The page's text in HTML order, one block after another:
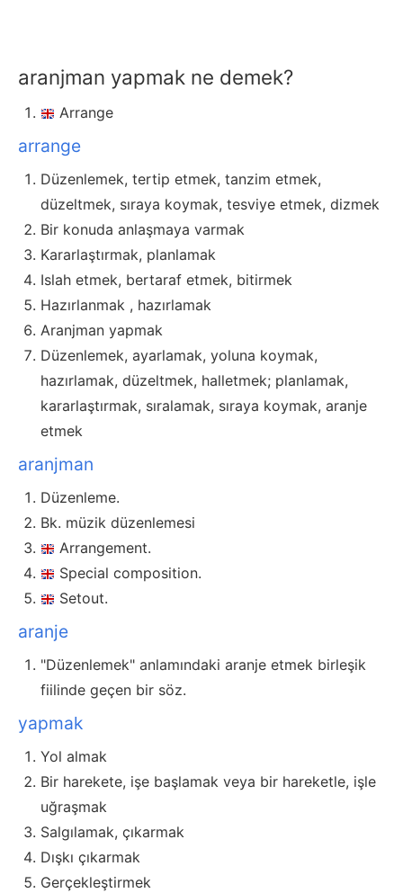
aranjman yapmak ne demek?
Arrange
arrange
Düzenlemek, tertip etmek, tanzim etmek,
düzeltmek, sıraya koymak, tesviye etmek, dizmek
Bir konuda anlaşmaya varmak
Kararlaştırmak, planlamak
Islah etmek, bertaraf etmek, bitirmek
Hazırlanmak , hazırlamak
Aranjman yapmak
Düzenlemek, ayarlamak, yoluna koymak,
hazırlamak, düzeltmek, halletmek; planlamak,
kararlaştırmak, sıralamak, sıraya koymak, aranje
etmek
aranjman
Düzenleme.
Bk. müzik düzenlemesi
Arrangement.
Special composition.
Setout.
aranje
"Düzenlemek" anlamındaki aranje etmek birleşik
fiilinde geçen bir söz.
yapmak
Yol almak
Bir harekete, işe başlamak veya bir hareketle, işle
uğraşmak
Salgılamak, çıkarmak
Dışkı çıkarmak
Gerçekleştirmek